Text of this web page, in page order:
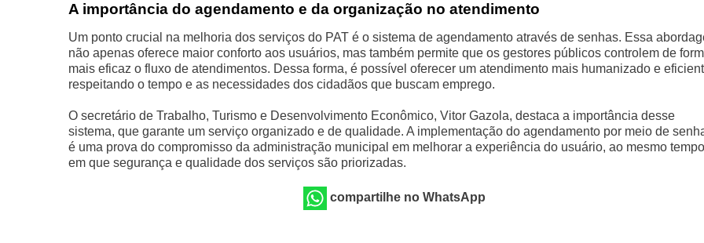
A importância do agendamento e da organização no atendimento
Um ponto crucial na melhoria dos serviços do PAT é o sistema de agendamento através de senhas. Essa
não apenas oferece maior conforto aos usuários, mas também permite que os gestores públicos controlem de
mais eficaz o fluxo de atendimentos. Dessa forma, é possível oferecer um atendimento mais humanizado e
respeitando o tempo e as necessidades dos cidadãos que buscam emprego.
O secretário de Trabalho, Turismo e Desenvolvimento Econômico, Vitor Gazola, destaca a importância desse
sistema, que garante um serviço organizado e de qualidade. A implementação do agendamento por meio de
é uma prova do compromisso da administração municipal em melhorar a experiência do usuário, ao mesmo tempo
em que segurança e qualidade dos serviços são priorizadas.
compartilhe no WhatsApp